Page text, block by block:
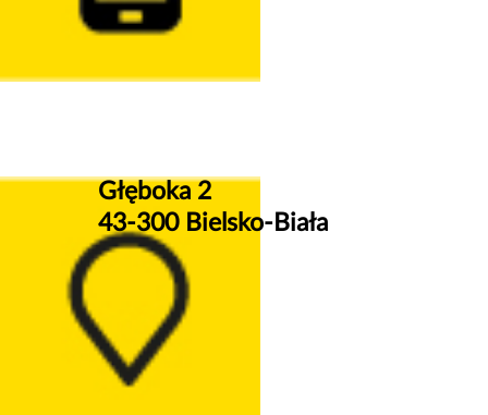
Głęboka 2
43-300 Bielsko-Biała